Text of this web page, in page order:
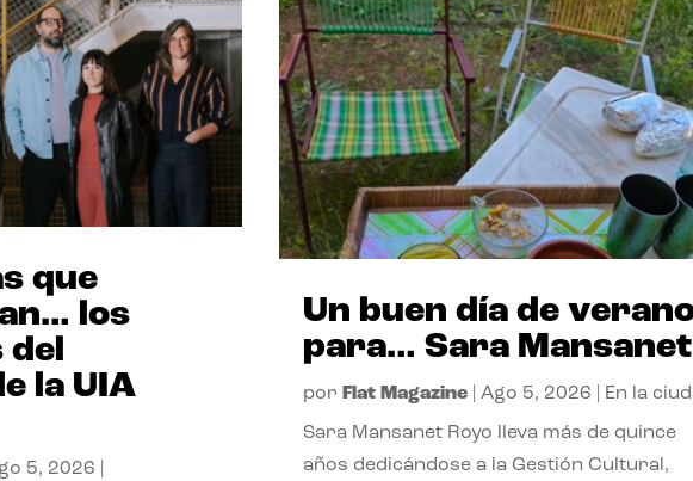
que
los
del
la UIA
5, 2026
Un buen día de
para… Sara Mansanet
por Flat Magazine| Ago 5, 2026 En la
Sara Mansanet Royo lleva más de quince
años dedicándose a la Gestión Cultural,